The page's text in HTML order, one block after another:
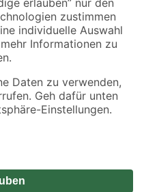
dargestellten Angebote sind unter
Verfügbarkeiten beziehen
für Artikel mit Speditionsversand, hier